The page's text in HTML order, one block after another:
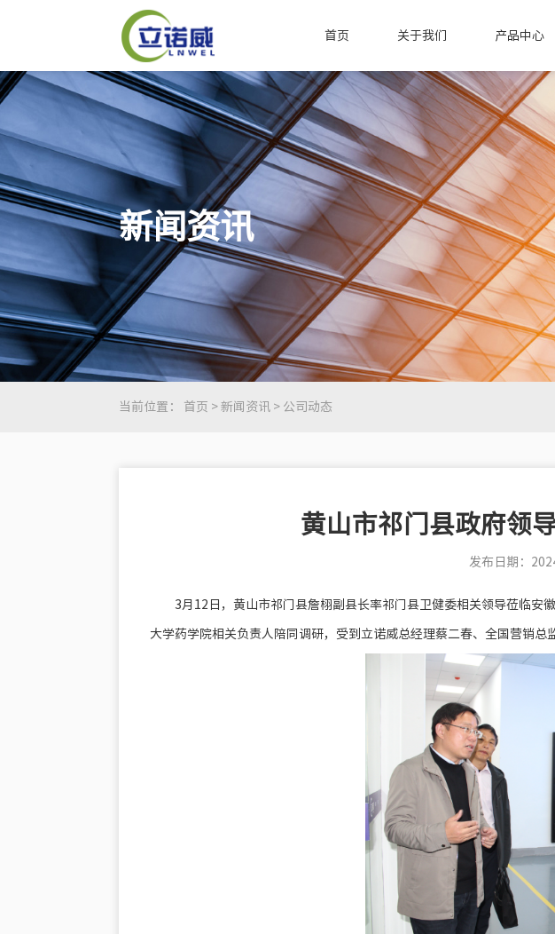
首页 关于我们 产品中心
新闻资讯
当前位置： 首页 >新闻资讯 > 公司动态
黄山市祁门县政府领
发布日期：
3月12日，黄山市祁门县詹栩副县长率祁门县卫健委相关领导莅临安
大学药学院相关负责人陪同调研，受到立诺威总经理蔡二春、全国营销总